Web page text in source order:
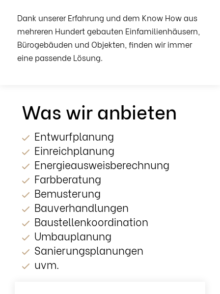
Dank unserer Erfahrung und dem Know How aus
mehreren Hundert gebauten Einfamilienhäusern,
Bürogebäuden und Objekten, finden wir immer
eine passende Lösung.
Was wir anbieten
Entwurfplanung
Einreichplanung
Energieausweisberechnung
Farbberatung
Bemusterung
Bauverhandlungen
Baustellenkoordination
Umbauplanung
Sanierungsplanungen
uvm.